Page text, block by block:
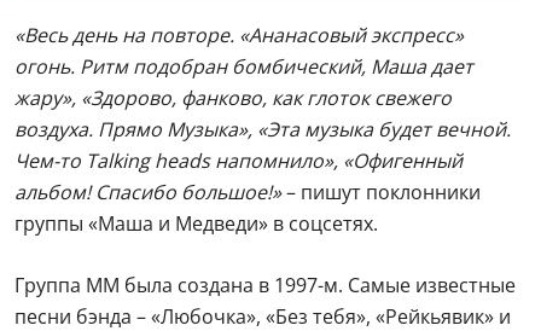
«Весь день на повторе. «Ананасовый экспресс»
огонь. Ритм подобран бомбический, Маша дает
жару», «Здорово, фанково, как глоток свежего
воздуха. Прямо Музыка», «Эта музыка будет вечной.
Чем-то Talking heads напомнило», «Офигенный
альбом! Спасибо большое!»– пишут поклонники
группы «Маша и Медведи» в соцсетях.
Группа ММ была создана в 1997-м. Самые известные
песни бэнда – «Любочка», «Без тебя», «Рейкьявик» и